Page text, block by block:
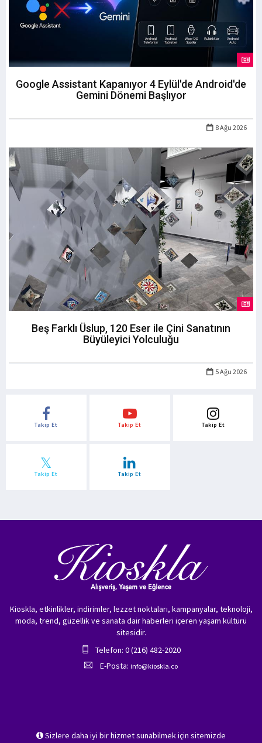
Google Assistant Kapanıyor 4 Eylül'de Android'de
Gemini Dönemi Başlıyor
8 Ağu 2026
Beş Farklı Üslup, 120 Eser ile Çini Sanatının
Büyüleyici Yolculuğu
5 Ağu 2026
Takip Et Takip Et Takip Et
Takip Et Takip Et
Sizlere daha iyi bir hizmet sunabilmek için sitemizde
Kioskla, etkinlikler, indirimler, lezzet noktaları, kampanyalar, teknoloji,
moda, trend, güzellik ve sanata dair haberleri içeren yaşam kültürü
sitesidir.
Telefon: 0 (216) 482-2020
E-Posta: info@kioskla.co